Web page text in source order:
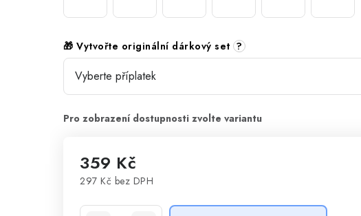
🎁 Vytvořte originální dárkový set ?
359 Kč
297 Kč bez DPH